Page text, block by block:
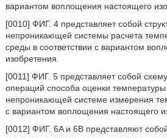
вариантом воплощения настоящего
[0010] ФИГ. 4 представляет собой
непроникающей системы расчета
среды в соответствии с вариантом
изобретения.
[0011] ФИГ. 5 представляет собой
операций способа оценки
непроникающей системе измерения
с вариантом воплощения настоящего
[0012] ФИГ. 6A и 6B представляют